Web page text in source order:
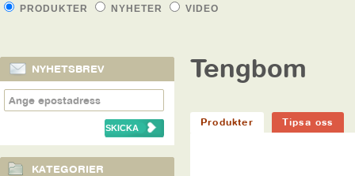
PRODUKTER NYHETER VIDEO
NYHETSBREV
KATEGORIER
Tengbom
Produkter Tipsa oss